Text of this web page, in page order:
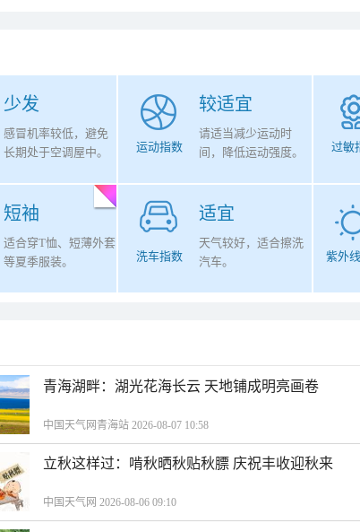
少发
感冒机率较低，避免
长期处于空调屋中。
较适宜
运动指数
请适当减少运动时
间，降低运动强度。
过敏
短袖
适合穿T恤、短薄外套
等夏季服装。
适宜
洗车指数
天气较好，适合擦洗
汽车。
紫外
青海湖畔：湖光花海长云 天地铺成明亮画卷
中国天气网青海站 2026-08-07 10:58
立秋这样过：啃秋晒秋贴秋膘 庆祝丰收迎秋来
中国天气网 2026-08-06 09:10